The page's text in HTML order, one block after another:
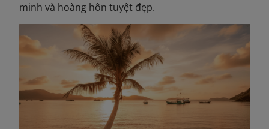
minh và hoàng hôn tuyệt đẹp.